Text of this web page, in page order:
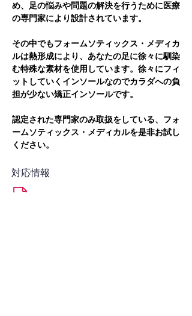
め、足の悩みや問題の解決を行うために医療
の専門家により設計されています。
その中でもフォームソティックス・メディカ
ルは熱形成により、あなたの足に徐々に馴染
む特殊な素材を使用しています。徐々にフィ
ットしていくインソールなのでカラダへの負
担が少ない矯正インソールです。
認定された専門家のみ取扱をしている、フォ
ームソティックス・メディカルを是非お試し
ください。
対応情報